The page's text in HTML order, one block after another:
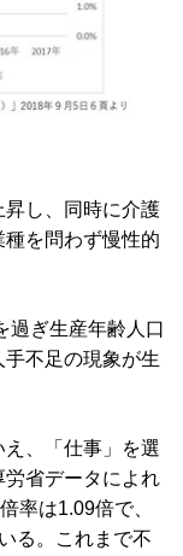
し、同時に介護
を問わず慢性的
ぎ生産年齢人口
不足の現象が生
、「仕事」を選
省データによれ
率は1.09倍で、
る。これまで不